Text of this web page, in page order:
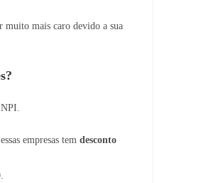
muito mais caro devido a sua
empresas tem desconto